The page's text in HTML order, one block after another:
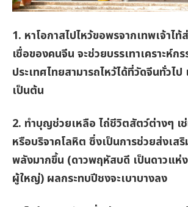
1. หาโอกาสไปไหว้ขอพรจากเทพเจ้าไ
เชื่อของคนจีน จะช่วยบรรเทาเคราะห์ก
ประเทศไทยสามารถไหว้ได้ที่วัดจีนทั่วไป
เป็นต้น
2. ทำบุญช่วยเหลือ ไถ่ชีวิตสัตว์ต่างๆ เ
หรือบริจาคโลหิต ซึ่งเป็นการช่วยส่งเส
พลังมากขึ้น (ดาวพฤหัสบดี เป็นดาวแห่
ผู้ใหญ่) ผลกระทบปีชงจะเบาบางลง